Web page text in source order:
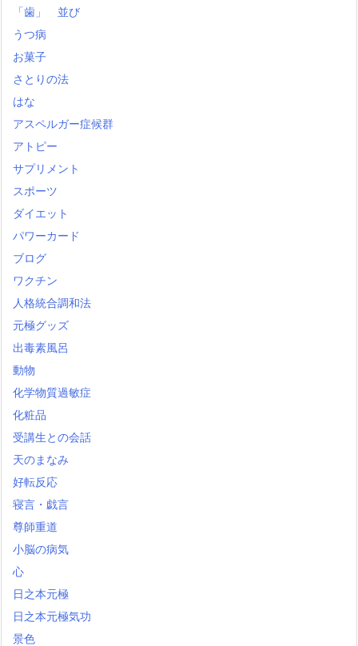
「歯」 並び
うつ病
お菓子
さとりの法
はな
アスペルガー症候群
アトピー
サプリメント
スポーツ
ダイエット
パワーカード
ブログ
ワクチン
人格統合調和法
元極グッズ
出毒素風呂
動物
化学物質過敏症
化粧品
受講生との会話
天のまなみ
好転反応
寝言・戯言
尊師重道
小脳の病気
心
日之本元極
日之本元極気功
景色